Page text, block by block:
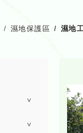
濕地保護區 濕地
˅
˅